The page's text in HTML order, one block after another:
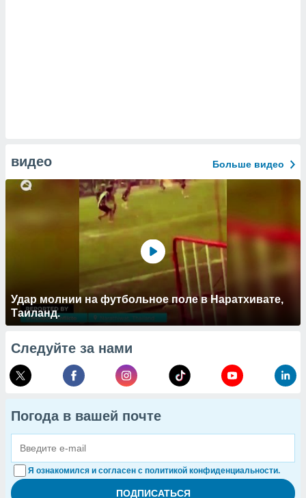
видео Больше видео
Удар молнии на футбольное поле в Наратхивате,
Таиланд.
Следуйте за нами
Погода в вашей почте
Я ознакомился и согласен с политикой конфиденциальности.